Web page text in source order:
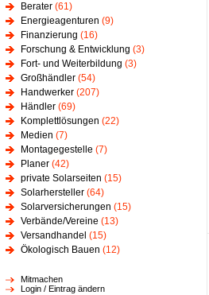
Berater (61)
Energieagenturen (9)
Finanzierung (16)
Forschung & Entwicklung (3)
Fort- und Weiterbildung (3)
Großhändler (54)
Handwerker (207)
Händler (69)
Komplettlösungen (22)
Medien (7)
Montagegestelle (7)
Planer (42)
private Solarseiten (15)
Solarhersteller (64)
Solarversicherungen (15)
Verbände/Vereine (13)
Versandhandel (15)
Ökologisch Bauen (12)
Mitmachen
Login / Eintrag ändern